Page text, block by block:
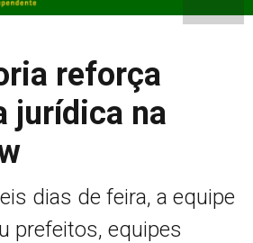
reforça
jurídica na
dias de feira, a equipe
prefeitos, equipes